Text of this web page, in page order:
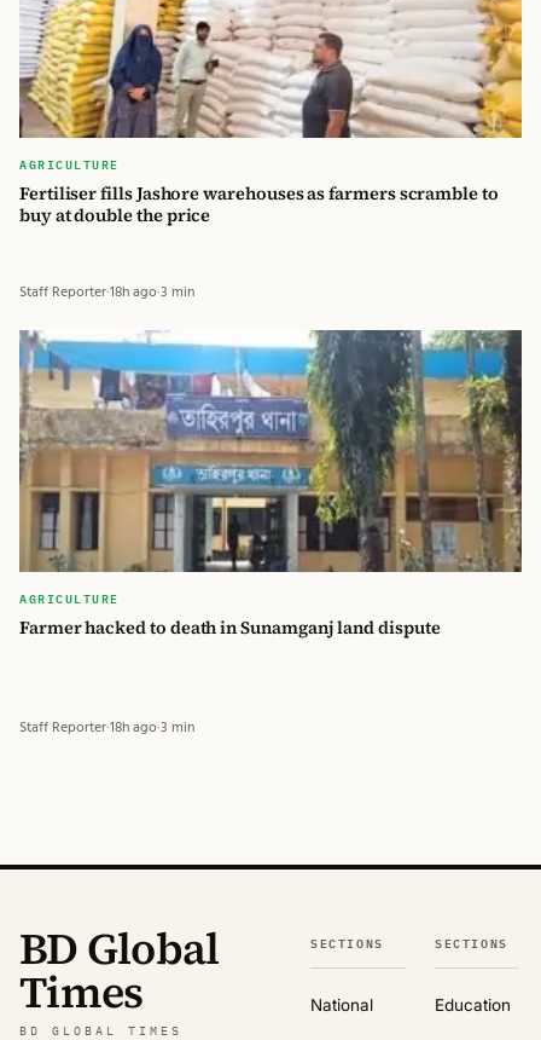
AGRICULTURE
Fertiliser fills Jashore warehouses as farmers scramble to
buy at double the price
Staff Reporter·18h ago·3 min
AGRICULTURE
Farmer hacked to death in Sunamganj land dispute
Staff Reporter·18h ago·3 min
BD Global
Times
BD GLOBAL TIMES
SECTIONS
National
SECTIONS
Education